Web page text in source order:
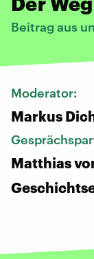
Beitrag aus
Moderator:
Markus
Matthias